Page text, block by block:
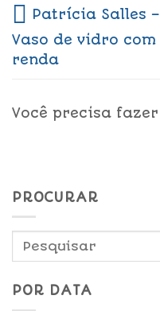
Patrícia Salles –
Vaso de vidro com
renda
Você precisa fazer
PROCURAR
POR DATA